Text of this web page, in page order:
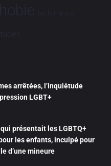
Tech Tribune
arrêtées, l’inquiétude
LGBT+
présentait les LGBTQ+
les enfants, inculpé pour
d’une mineure